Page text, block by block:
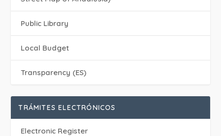
Public Library
Local Budget
Transparency (ES)
TRÁMITES ELECTRÓNICOS
Electronic Register